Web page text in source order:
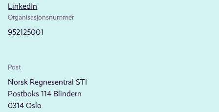
LinkedIn
Organisasjonsnummer
952125001
Post
Norsk Regnesentral STI
Postboks 114 Blindern
0314 Oslo